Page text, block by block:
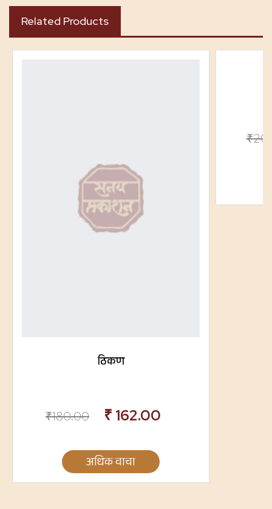
Related Products
ठिकण
₹180.00 ₹ 162.00
अधिक वाचा
₹